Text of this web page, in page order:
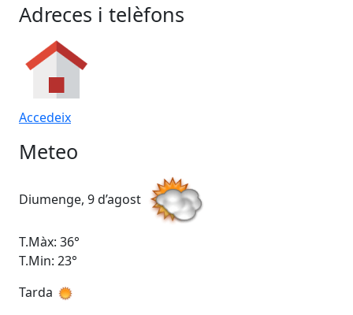
Adreces i telèfons
Accedeix
Meteo
Diumenge, 9 d’agost
T.Màx: 36°
T.Min: 23°
Tarda